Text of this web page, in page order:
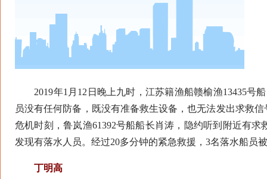
2019年1月12日晚上九时，江苏籍渔船赣榆渔13435号
员没有任何防备，既没有准备救生设备，也无法发出求救
危机时刻，鲁岚渔61392号船船长肖涛，隐约听到附近有
发现有落水人员。经过20多分钟的紧急救援，3名落水船员
丁明高